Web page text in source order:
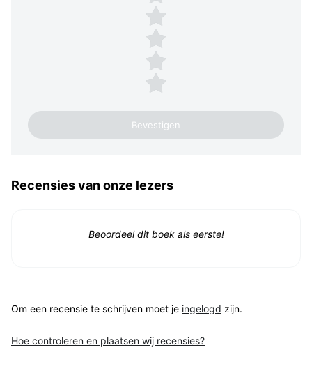
4 sterren
3 sterren
2 sterren
1 ster
Recensies van onze lezers
Beoordeel dit boek als eerste!
Om een recensie te schrijven moet je ingelogd zijn.
Hoe controleren en plaatsen wij recensies?